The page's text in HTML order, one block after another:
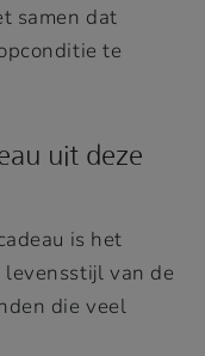
samen dat
te
uit deze
is het
levensstijl van de
die veel